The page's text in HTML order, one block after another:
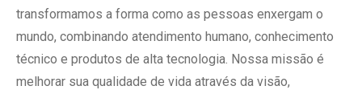
transformamos a forma como as pessoas enxergam o
mundo, combinando atendimento humano, conhecimento
técnico e produtos de alta tecnologia. Nossa missão é
melhorar sua qualidade de vida através da visão,